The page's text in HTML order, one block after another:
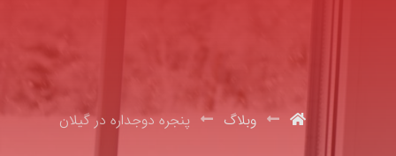
وبلاگ پنجره دوجداره در گیلان